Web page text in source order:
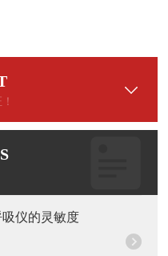
仪的灵敏度